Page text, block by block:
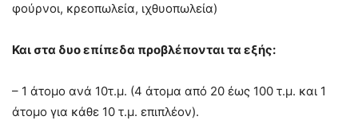
φούρνοι, κρεοπωλεία, ιχθυοπωλεία)
Και στα δυο επίπεδα προβλέπονται τα εξής:
– 1 άτομο ανά 10τ.μ. (4 άτομα από 20 έως 100 τ.μ. και 1
άτομο για κάθε 10 τ.μ. επιπλέον).